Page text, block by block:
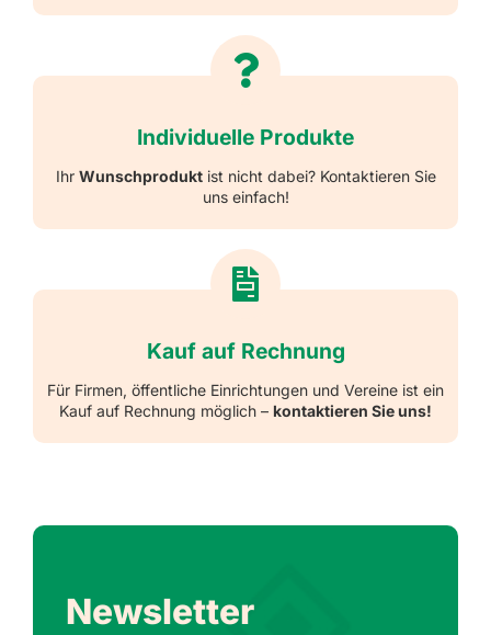
Individuelle Produkte
Ihr Wunschproduktist nicht dabei? Kontaktieren Sie
uns einfach!
Kauf auf Rechnung
Für Firmen, öffentliche Einrichtungen und Vereine ist ein
Kauf auf Rechnung möglich – kontaktieren Sie uns!
Newsletter